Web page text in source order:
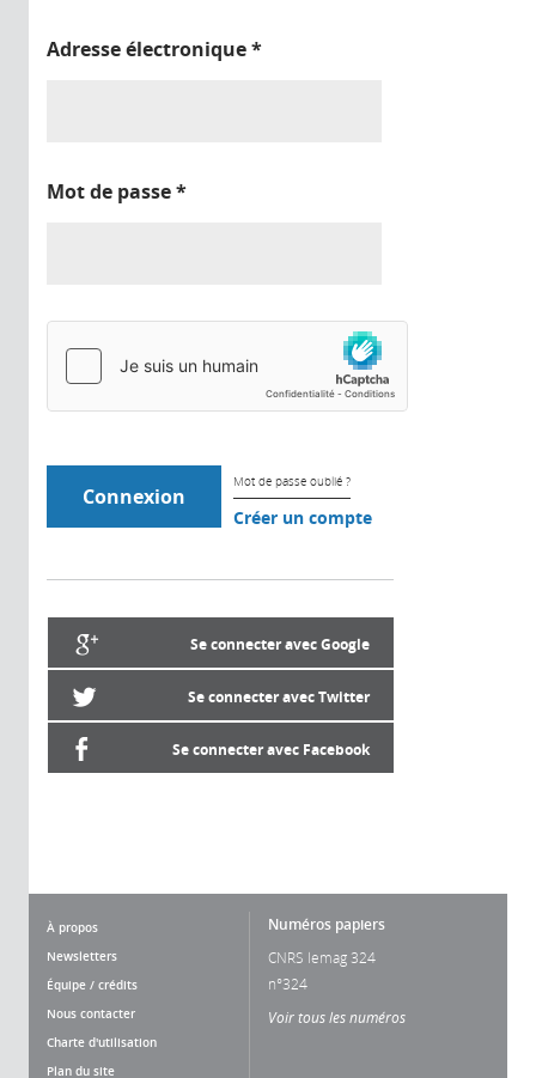
Adresse électronique*
Mot de passe*
Mot de passe oublié ?
Créer un compte
Se connecter avec Google
Se connecter avec Twitter
Se connecter avec Facebook
À propos
Newsletters
Équipe / crédits
Nous contacter
Charte d'utilisation
Plan du site
Numéros papiers
CNRS lemag 324
n°324
Voir tous les numéros